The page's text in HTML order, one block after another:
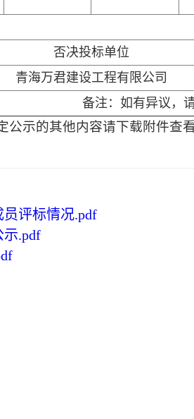
否决投标单位
青海万君建设工程有限公司
备注：如有异议，
示的其他内容请下载附件查
评标情况.pdf
示.pdf